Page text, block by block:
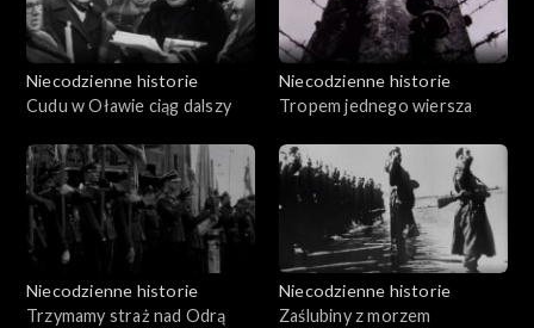
Niecodzienne historie
Cudu w Oławie ciąg dalszy
Niecodzienne historie
Tropem jednego wiersza
Niecodzienne historie
Trzymamy straż nad Odrą
Niecodzienne historie
Zaślubiny z morzem